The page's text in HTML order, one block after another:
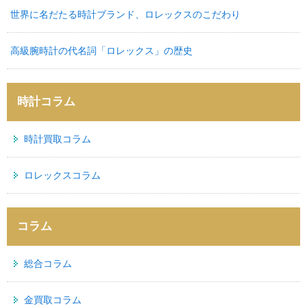
世界に名だたる時計ブランド、ロレックスのこだわり
高級腕時計の代名詞「ロレックス」の歴史
時計コラム
時計買取コラム
ロレックスコラム
コラム
総合コラム
金買取コラム